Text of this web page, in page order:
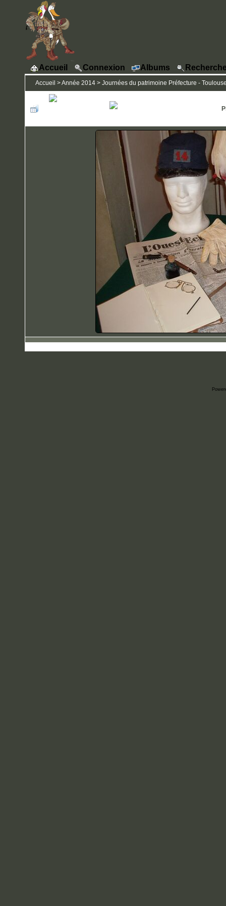
Accueil Connexion Albums
Accueil >Année 2014 > Journées du patrimoine Préfecture -